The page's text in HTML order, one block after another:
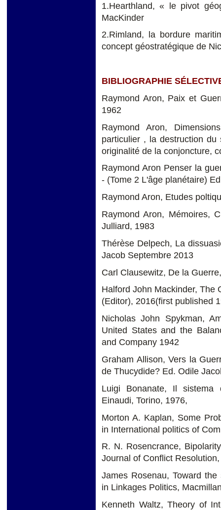
1.Hearthland, « le pivot
MacKinder
2.Rimland, la bordure
concept géostratégique de
BIBLIOGRAPHIE
Raymond Aron, Paix et
1962
Raymond Aron,
particulier , la destruction du
originalité de la conjoncture,
Raymond Aron Penser la
- (Tome 2 L'âge planétaire)
Raymond Aron, Etudes
Raymond Aron, Mémoires,
Julliard, 1983
Thérèse Delpech, La
Jacob Septembre 2013
Carl Clausewitz, De la
Halford John Mackinder, The
(Editor), 2016(first published
Nicholas John Spykman,
United States and the
and Company 1942
Graham Allison, Vers la
de Thucydide? Ed. Odile
Luigi Bonanate, Il sistema
Einaudi, Torino, 1976,
Morton A. Kaplan, Some
in International politics of
R. N. Rosencrance,
Journal of Conflict
James Rosenau, Toward
in Linkages Politics,
Kenneth Waltz, Theory of